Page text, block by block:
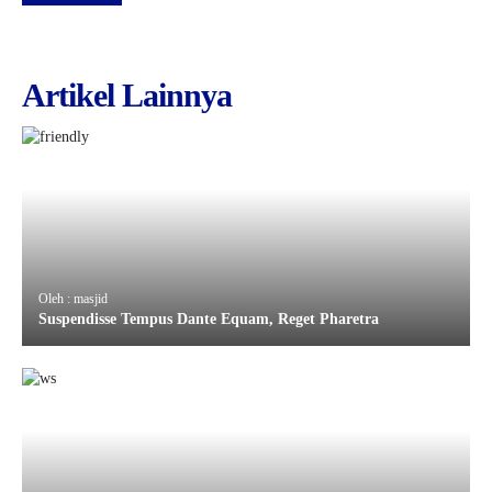
Artikel Lainnya
Oleh : masjid
Suspendisse Tempus Dante Equam, Reget Pharetra